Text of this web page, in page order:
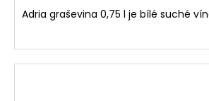
Adria graševina 0,75 l je bílé suché